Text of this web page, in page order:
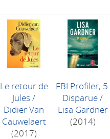
Le retour de
Jules /
Didier Van
Cauwelaert
(2017)
FBI Profiler, 5.
Disparue/
Lisa Gardner
(2014)